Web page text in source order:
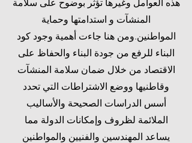
هذه العوامل وغيرها تؤثر بوضوح على سلامة
المنشآت و استدامتها وحماية
المواطنين.ومن هنا جاءت أهمية وجود كود
البناء للرفع من جودة البناء والحفاظ على
الاقتصاد من خلال ضمان سلامة المنشآت
وقاطنيها ووضع الاشتراطات التي تحدد
أسس الدراسات الصحيحة والأساليب
الملائمة لظروف وإمكانات الدولة مما
يساعد المهندسين والفنيين والمواطنين